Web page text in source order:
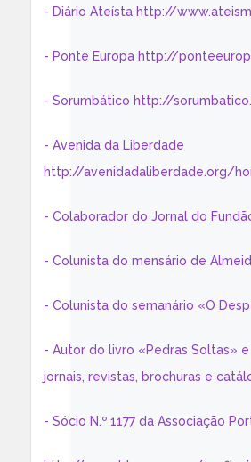
- Diário Ateísta http://
- Ponte Europa http://
- Sorumbático http://
- Avenida da Liberdade
http://avenidadaliberdade.org/
- Colaborador do Jornal do
- Colunista do mensário de
- Colunista do semanário «O
- Autor do livro «Pedras Soltas»
jornais, revistas, brochuras e
- Sócio N.º 1177 da Associação